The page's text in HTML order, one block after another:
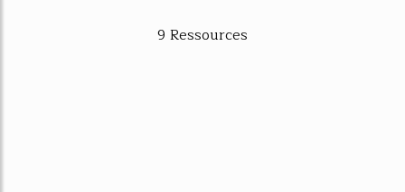
9 Ressources